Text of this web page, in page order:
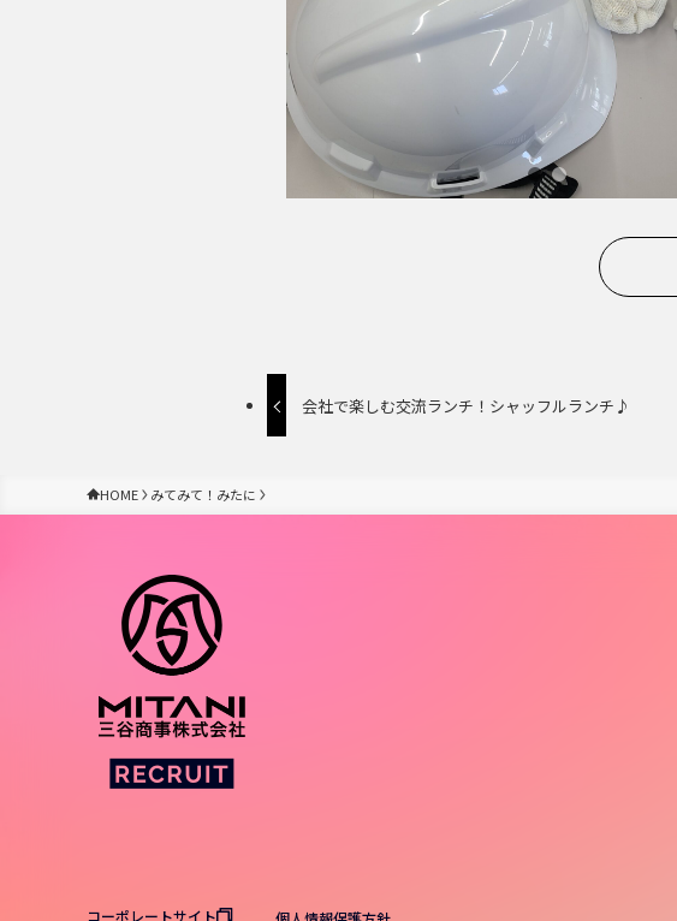
会社で楽しむ交流ランチ！シャッフルランチ♪
HOME みてみて！みたに
コーポレートサイト